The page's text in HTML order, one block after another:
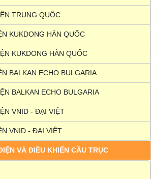
TRUNG QUỐC
KUKDONG HÀN QUỐC
KUKDONG HÀN QUỐC
BALKAN ECHO BULGARIA
BALKAN ECHO BULGARIA
VNID - ĐẠI VIỆT
VNID - ĐẠI VIỆT
VÀ ĐIỀU KHIỂN CẦU TRỤC